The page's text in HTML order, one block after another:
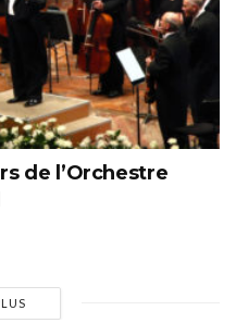
de l’Orchestre